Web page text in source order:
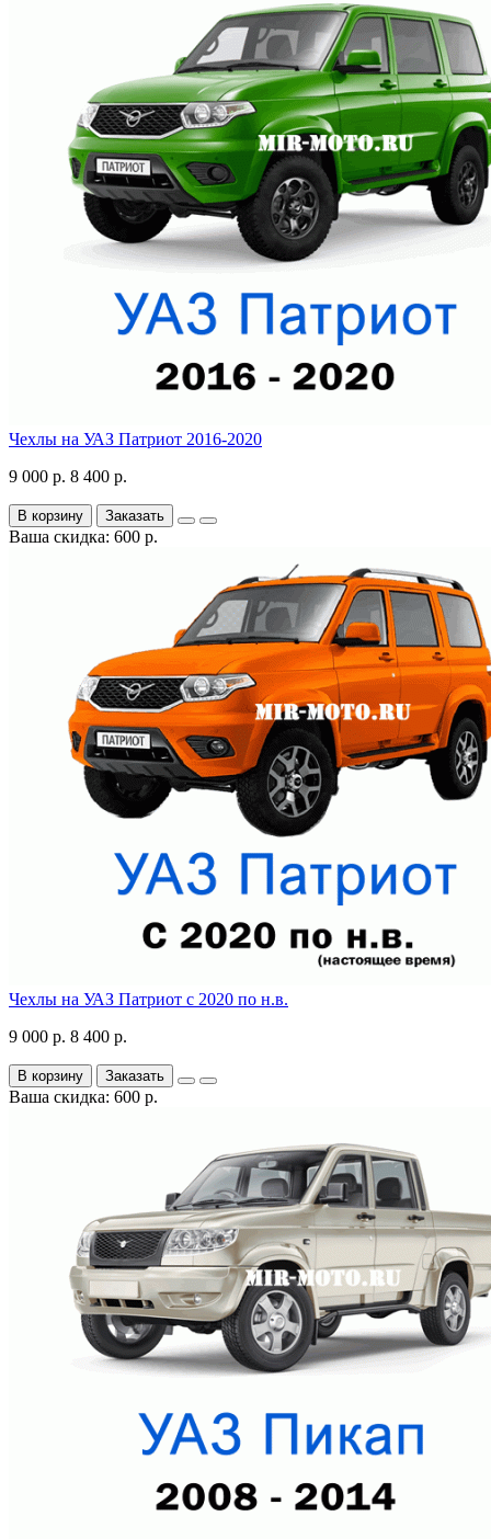
Чехлы на УАЗ Патриот 2016-2020
9 000 р. 8 400 р.
В корзину Заказать
Ваша скидка: 600 р.
Чехлы на УАЗ Патриот с 2020 по н.в.
9 000 р. 8 400 р.
В корзину Заказать
Ваша скидка: 600 р.